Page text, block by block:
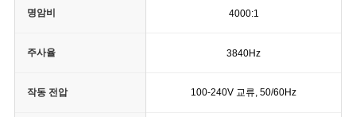
명암비
주사율
작동 전압
4000:1
3840Hz
100-240V 교류, 50/60Hz